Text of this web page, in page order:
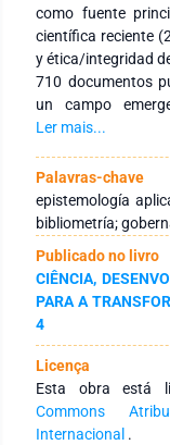
como fuente
científica reciente
y ética/integridad
710 documentos
un campo
disperso, con
actores,
productividad e
institucional en
y una coautoría
colaborativas en
y análisis de tres
temático
articulado con
(reflexividad,
epistemológicos
en la producción
frentes
Ler mais...
Palavras-chave
epistemología
bibliometría;
Publicado no livro
CIÊNCIA,
PARA A
4
Licença
Esta obra está
Commons
Internacional .